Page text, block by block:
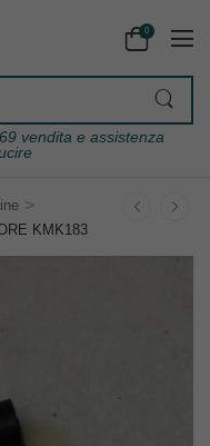
0
vendita e assistenza
>
KMK183